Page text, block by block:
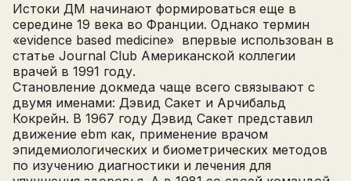
Истоки ДМ начинают формироваться еще в
середине 19 века во Франции. Однако термин
«evidence based medicine» впервые использован в
статье Journal Club Американской коллегии
врачей в 1991 году.
Становление докмеда чаще всего связывают с
двумя именами: Дэвид Сакет и Арчибальд
Кокрейн. В 1967 году Дэвид Сакет представил
движение ebm как, применение врачом
эпидемиологических и биометрических методов
по изучению диагностики и лечения для